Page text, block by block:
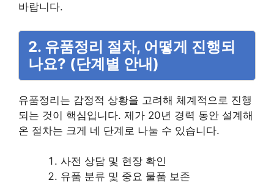
바랍니다.
2. 유품정리 절차, 어떻게 진행되
나요? (단계별 안내)
유품정리는 감정적 상황을 고려해 체계적으로 진행
되는 것이 핵심입니다. 제가 20년 경력 동안 설계해
온 절차는 크게 네 단계로 나눌 수 있습니다.
사전 상담 및 현장 확인
유품 분류 및 중요 물품 보존